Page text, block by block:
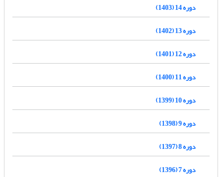
دوره 14 (1403)
دوره 13 (1402)
دوره 12 (1401)
دوره 11 (1400)
دوره 10 (1399)
دوره 9 (1398)
دوره 8 (1397)
دوره 7 (1396)